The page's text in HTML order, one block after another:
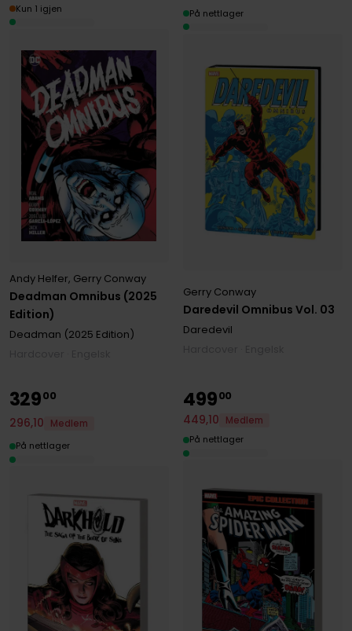
Deadman Omnibus (2025
Edition)
Andy Helfer, Gerry Conway
Deadman (2025 Edition)
Kun 1 igjen
Daredevil Omnibus Vol. 03
Gerry Conway
Daredevil
På nettlager
32900
296,10
Medlem
På nettlager
49900
449,10
Medlem
På nettlager